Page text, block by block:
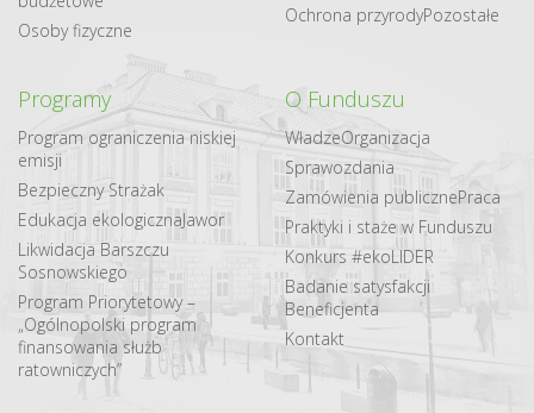
Osoby fizyczne
Ochrona przyrodyPozostałe
Programy
Program ograniczenia niskiej
emisji
Bezpieczny Strażak
Edukacja ekologicznaJawor
Likwidacja Barszczu
Sosnowskiego
Program Priorytetowy –
„Ogólnopolski program
finansowania służb
ratowniczych”
O Funduszu
WładzeOrganizacja
Sprawozdania
Zamówienia publicznePraca
Praktyki i staże w Funduszu
Konkurs #ekoLIDER
Badanie satysfakcji
Beneficjenta
Kontakt